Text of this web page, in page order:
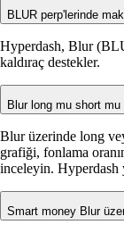
BLUR perp'lerinde
Hyperdash, Blur
kaldıraç destekler.
Blur long mu short mu
Blur üzerinde long
grafiği, fonlama
inceleyin. Hyperdash
Smart money Blur